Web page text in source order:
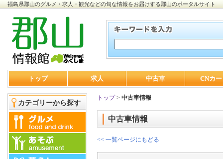
福島県郡山のグルメ・求人・観光などの旬な情報をお届けする郡山のポータルサイト
トップ 求人 中古車 CNカ
カテゴリーから探す
トップ> 中古車情報
中古車情報
<< 一覧ページにもどる